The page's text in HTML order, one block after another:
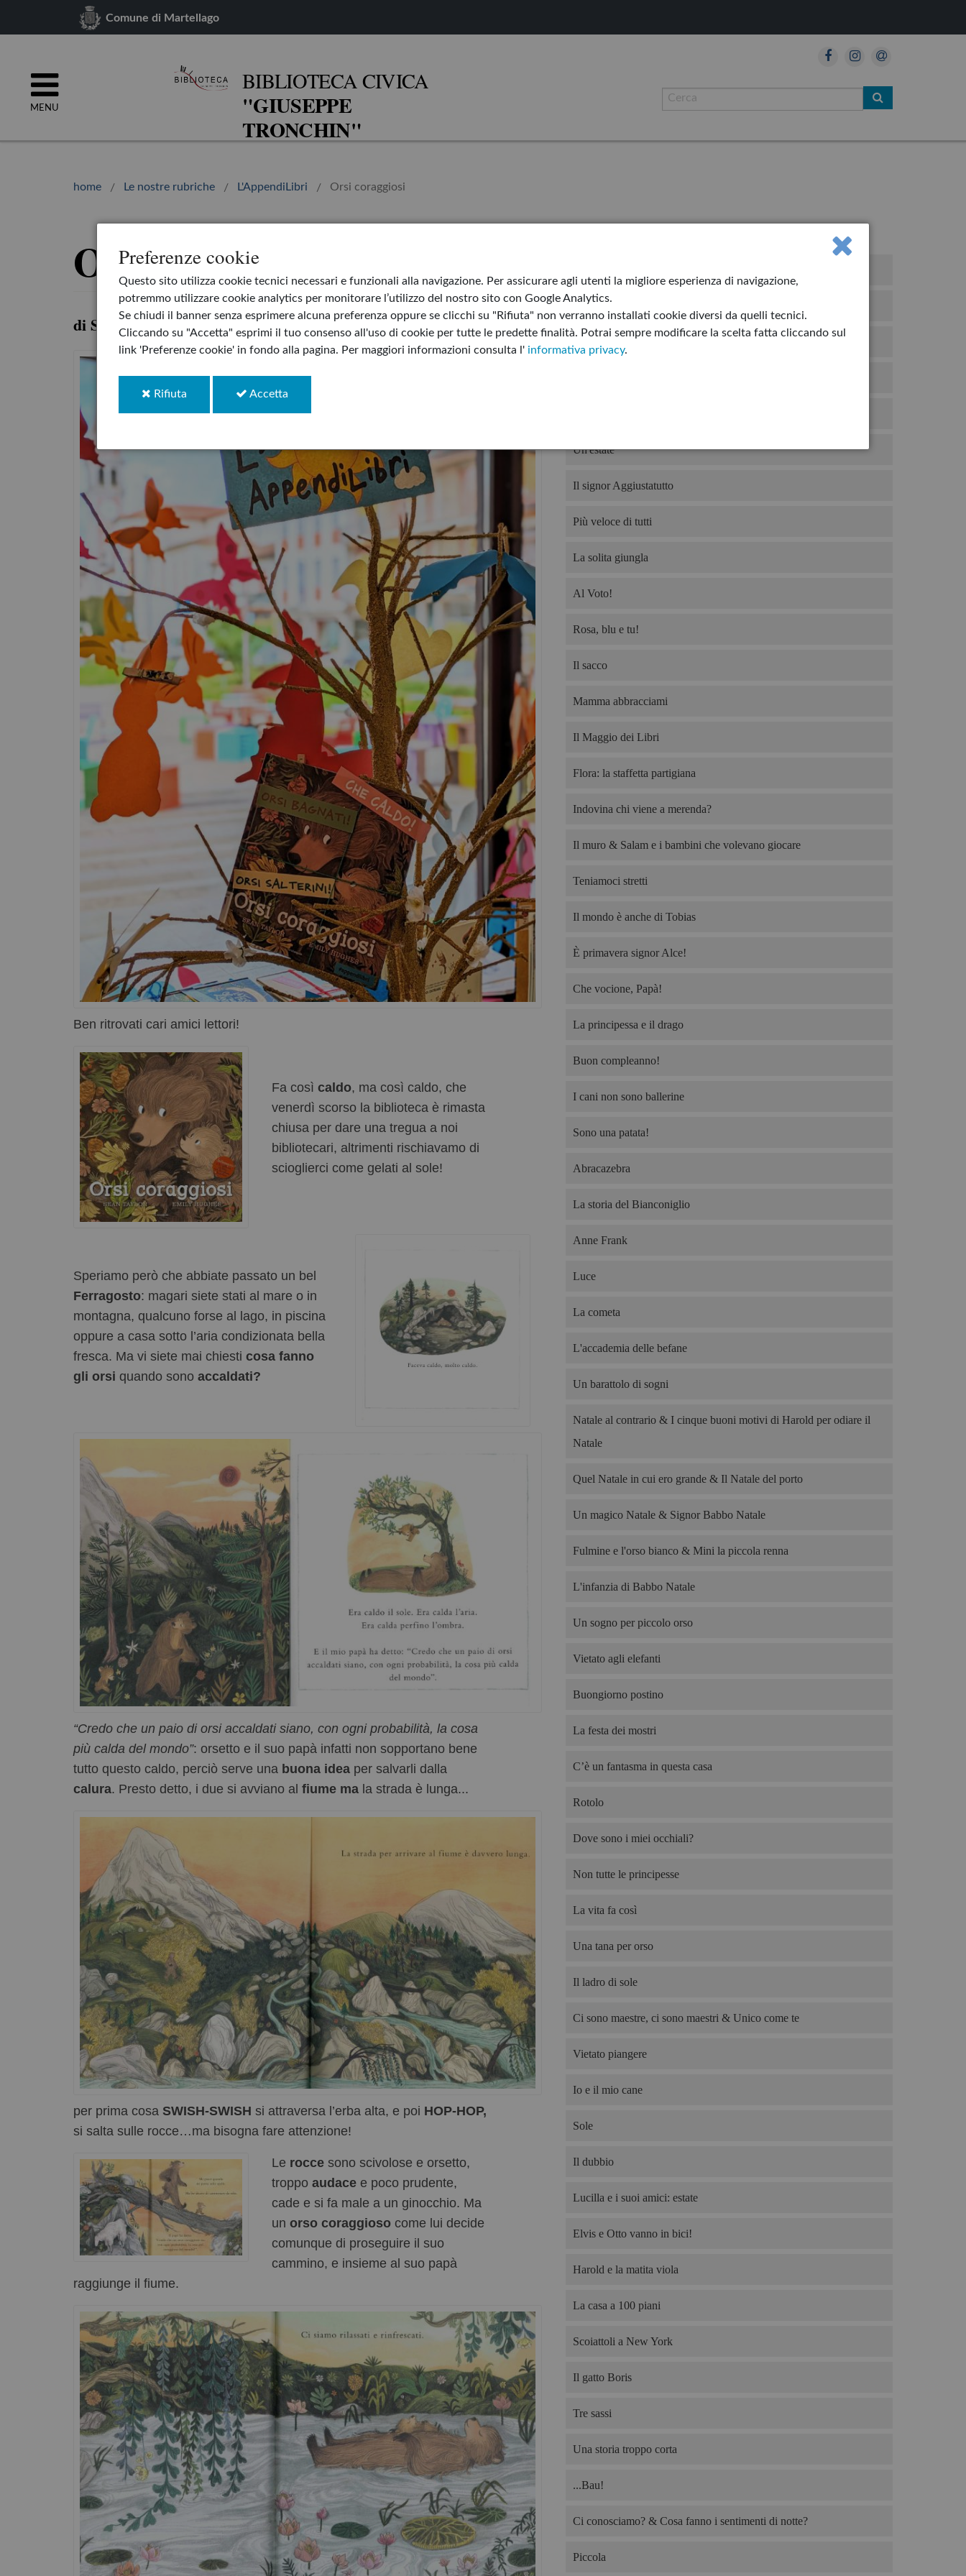
Preferenze cookie
Questo sito utilizza cookie tecnici necessari e funzionali alla navigazione. Per assicurare agli utenti la migliore esperienza di navigazione,
potremmo utilizzare cookie analytics per monitorare l’utilizzo del nostro sito con Google Analytics.
Se chiudi il banner senza esprimere alcuna preferenza oppure se clicchi su "Rifiuta" non verranno installati cookie diversi da quelli tecnici.
Cliccando su "Accetta" esprimi il tuo consenso all'uso di cookie per tutte le predette finalità. Potrai sempre modificare la scelta fatta cliccando sul
link 'Preferenze cookie' in fondo alla pagina. Per maggiori informazioni consulta l' informativa privacy.
Rifiuta Accetta
Comune di Martellago
MENU
BIBLIOTECA CIVICA
"GIUSEPPE
TRONCHIN"
home Le nostre rubriche L'AppendiLibri Orsi coraggiosi
Orsi coraggiosi
di Sean Taylor & Emily Hughes
Ben ritrovati cari amici lettori!
Fa così caldo, ma così caldo, che
venerdì scorso la biblioteca è rimasta
chiusa per dare una tregua a noi
bibliotecari, altrimenti rischiavamo di
scioglierci come gelati al sole!
Speriamo però che abbiate passato un bel
Ferragosto: magari siete stati al mare o in
montagna, qualcuno forse al lago, in piscina
oppure a casa sotto l’aria condizionata bella
fresca. Ma vi siete mai chiesti cosa fanno
gli orsi quando sono accaldati?
“Credo che un paio di orsi accaldati siano, con ogni probabilità, la cosa
più calda del mondo”: orsetto e il suo papà infatti non sopportano bene
tutto questo caldo, perciò serve una buona idea per salvarli dalla
calura. Presto detto, i due si avviano al fiume ma la strada è lunga...
per prima cosa SWISH-SWISH si attraversa l’erba alta, e poi HOP-HOP,
si salta sulle rocce…ma bisogna fare attenzione!
Le rocce sono scivolose e orsetto,
troppo audace e poco prudente,
cade e si fa male a un ginocchio. Ma
un orso coraggioso come lui decide
comunque di proseguire il suo
cammino, e insieme al suo papà
raggiunge il fiume.
I sette letti di Ghiro
Non tutto è perduto
Un'estate
Il signor Aggiustatutto
Più veloce di tutti
La solita giungla
Al Voto!
Rosa, blu e tu!
Il sacco
Mamma abbracciami
Il Maggio dei Libri
Flora: la staffetta partigiana
Indovina chi viene a merenda?
Il muro & Salam e i bambini che volevano giocare
Teniamoci stretti
Il mondo è anche di Tobias
È primavera signor Alce!
Che vocione, Papà!
La principessa e il drago
Buon compleanno!
I cani non sono ballerine
Sono una patata!
Abracazebra
La storia del Bianconiglio
Anne Frank
Luce
La cometa
L'accademia delle befane
Un barattolo di sogni
Natale al contrario & I cinque buoni motivi di Harold per odiare il
Natale
Quel Natale in cui ero grande & Il Natale del porto
Un magico Natale & Signor Babbo Natale
Fulmine e l'orso bianco & Mini la piccola renna
L'infanzia di Babbo Natale
Un sogno per piccolo orso
Vietato agli elefanti
Buongiorno postino
La festa dei mostri
C’è un fantasma in questa casa
Rotolo
Dove sono i miei occhiali?
Non tutte le principesse
La vita fa così
Una tana per orso
Il ladro di sole
Ci sono maestre, ci sono maestri & Unico come te
Vietato piangere
Io e il mio cane
Sole
Il dubbio
Lucilla e i suoi amici: estate
Elvis e Otto vanno in bici!
Harold e la matita viola
La casa a 100 piani
Scoiattoli a New York
Il gatto Boris
Tre sassi
Una storia troppo corta
...Bau!
Ci conosciamo? & Cosa fanno i sentimenti di notte?
Piccola